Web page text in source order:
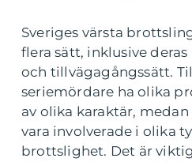
Sveriges värsta
flera sätt, inklusive
och tillvägagångssätt.
seriemördare ha olika
av olika karaktär,
vara involverade i olika
brottslighet. Det är